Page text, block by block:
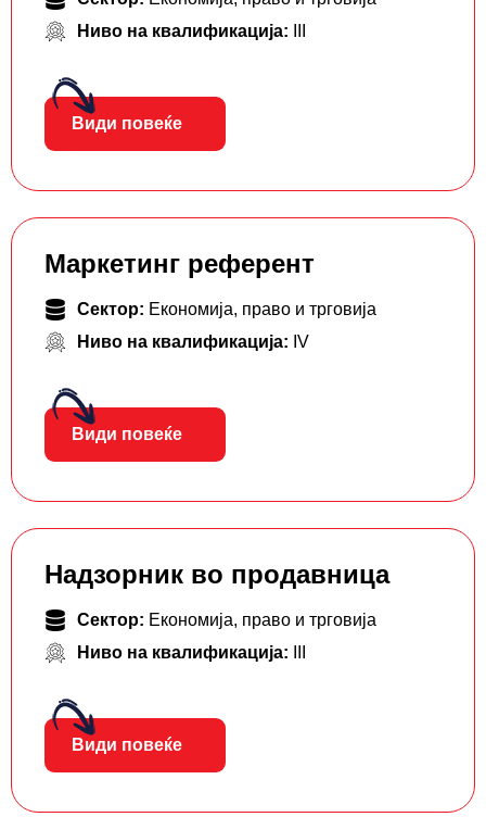
Ниво на квалификација:
Види повеќе
Маркетинг референт
Сектор: Економија, право и трговија
Ниво на квалификација: IV
Види повеќе
Надзорник во продавница
Сектор: Економија, право и трговија
Ниво на квалификација:
Види повеќе